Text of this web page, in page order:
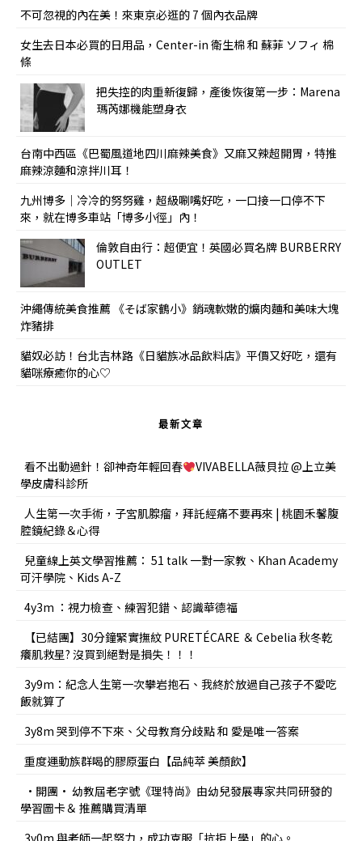
不可忽視的內在美！來東京必逛的 7 個內衣品牌
女生去日本必買的日用品，Center-in 衛生棉 和 蘇菲 ソフィ 棉
條
把失控的肉重新復歸，產後恢復第一步：Marena
瑪芮娜機能塑身衣
台南中西區《巴蜀風道地四川麻辣美食》又麻又辣超開胃，特推
麻辣涼麵和涼拌川耳！
九州博多｜冷冷的努努雞，超級唰嘴好吃，一口接一口停不下
來，就在博多車站「博多小徑」內！
倫敦自由行：超便宜！英國必買名牌 BURBERRY
OUTLET
沖繩傳統美食推薦 《そば家鶴小》銷魂軟嫩的爌肉麵和美味大塊
炸豬排
貓奴必訪！台北吉林路《日貓族冰品飲料店》平價又好吃，還有
貓咪療癒你的心♡
最新文章
看不出動過針！卻神奇年輕回春
VIVABELLA薇貝拉 @上立美
學皮膚科診所
人生第一次手術，子宮肌腺瘤，拜託經痛不要再來 | 桃園禾馨腹
腔鏡紀錄＆心得
兒童線上英文學習推薦： 51 talk 一對一家教、Khan Academy
可汗學院、Kids A-Z
4y3m ：視力檢查、練習犯錯、認識華德福
【已結團】30分鐘緊實撫紋 PURETÉCARE ＆ Cebelia 秋冬乾
癢肌救星? 沒買到絕對是損失！！！
3y9m：紀念人生第一次攀岩抱石、我終於放過自己孩子不愛吃
飯就算了
3y8m 哭到停不下來、父母教育分歧點 和 愛是唯一答案
重度運動族群喝的膠原蛋白【品純萃 美顏飲】
•開團• 幼教屆老字號《理特尚》由幼兒發展專家共同研發的
學習圖卡＆ 推薦購買清單